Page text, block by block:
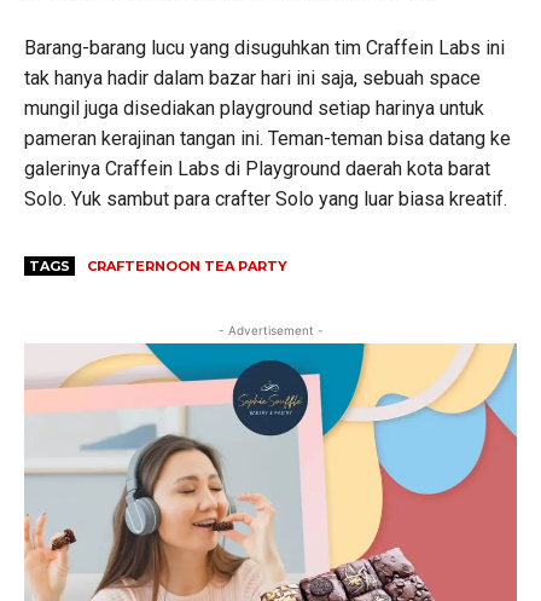
Barang-barang lucu yang disuguhkan tim Craffein Labs ini
tak hanya hadir dalam bazar hari ini saja, sebuah space
mungil juga disediakan playground setiap harinya untuk
pameran kerajinan tangan ini. Teman-teman bisa datang ke
galerinya Craffein Labs di Playground daerah kota barat
Solo. Yuk sambut para crafter Solo yang luar biasa kreatif.
TAGS CRAFTERNOON TEA PARTY
- Advertisement -